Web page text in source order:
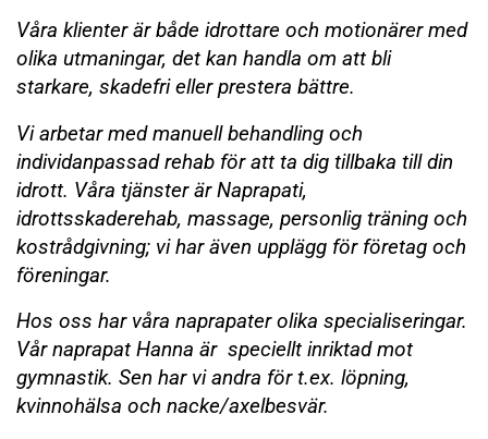
Våra klienter är både idrottare och motionärer med
olika utmaningar, det kan handla om att bli
starkare, skadefri eller prestera bättre.
Vi arbetar med manuell behandling och
individanpassad rehab för att ta dig tillbaka till din
idrott. Våra tjänster är Naprapati,
idrottsskaderehab, massage, personlig träning och
kostrådgivning; vi har även upplägg för företag och
föreningar.
Hos oss har våra naprapater olika specialiseringar.
Vår naprapat Hanna är speciellt inriktad mot
gymnastik. Sen har vi andra för t.ex. löpning,
kvinnohälsa och nacke/axelbesvär.